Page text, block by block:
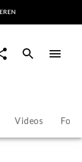
Videos